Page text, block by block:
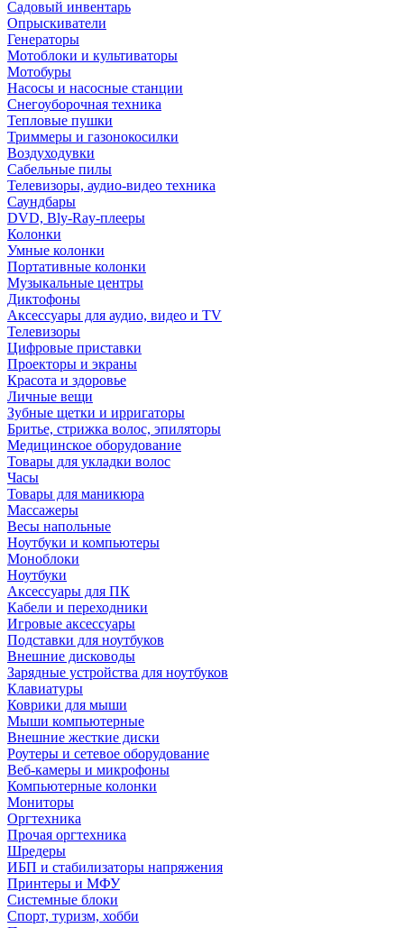
Садовый инвентарь
Опрыскиватели
Генераторы
Мотоблоки и культиваторы
Мотобуры
Насосы и насосные станции
Снегоуборочная техника
Тепловые пушки
Триммеры и газонокосилки
Воздуходувки
Сабельные пилы
Телевизоры, аудио-видео техника
Саундбары
DVD, Bly-Ray-плееры
Колонки
Умные колонки
Портативные колонки
Музыкальные центры
Диктофоны
Аксессуары для аудио, видео и TV
Телевизоры
Цифровые приставки
Проекторы и экраны
Красота и здоровье
Личные вещи
Зубные щетки и ирригаторы
Бритье, стрижка волос, эпиляторы
Медицинское оборудование
Товары для укладки волос
Часы
Товары для маникюра
Массажеры
Весы напольные
Ноутбуки и компьютеры
Моноблоки
Ноутбуки
Аксессуары для ПК
Кабели и переходники
Игровые аксессуары
Подставки для ноутбуков
Внешние дисководы
Зарядные устройства для ноутбуков
Клавиатуры
Коврики для мыши
Мыши компьютерные
Внешние жесткие диски
Роутеры и сетевое оборудование
Веб-камеры и микрофоны
Компьютерные колонки
Мониторы
Оргтехника
Прочая оргтехника
Шредеры
ИБП и стабилизаторы напряжения
Принтеры и МФУ
Системные блоки
Спорт, туризм, хобби